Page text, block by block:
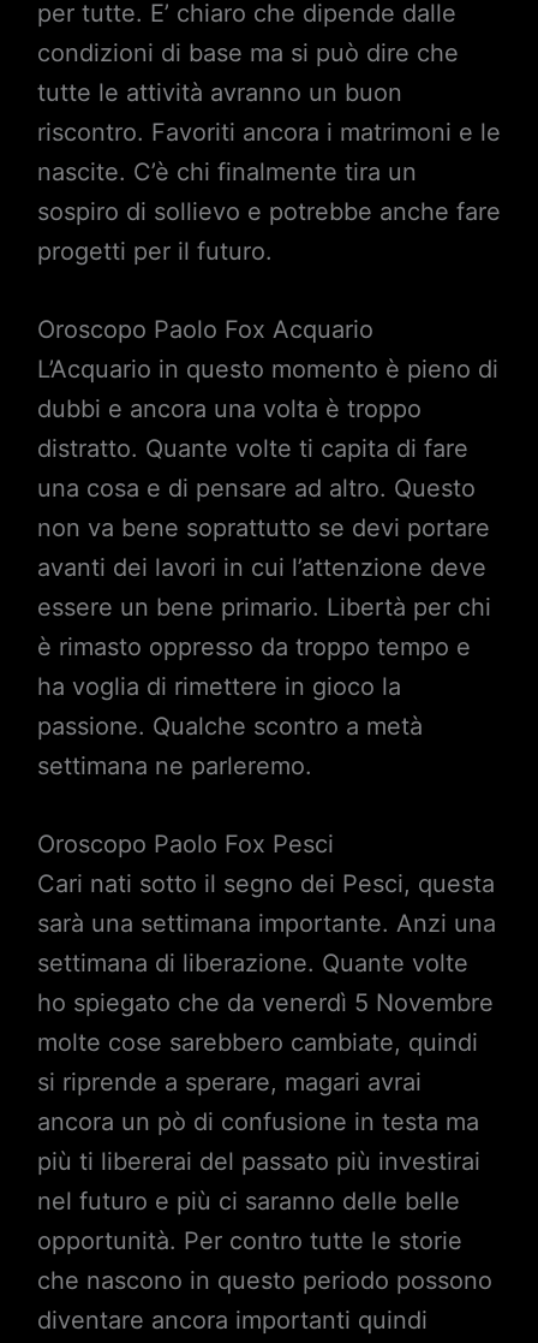
per tutte. E’ chiaro che dipende dalle
condizioni di base ma si può dire che
tutte le attività avranno un buon
riscontro. Favoriti ancora i matrimoni e le
nascite. C’è chi finalmente tira un
sospiro di sollievo e potrebbe anche fare
progetti per il futuro.
Oroscopo Paolo Fox Acquario
L’Acquario in questo momento è pieno di
dubbi e ancora una volta è troppo
distratto. Quante volte ti capita di fare
una cosa e di pensare ad altro. Questo
non va bene soprattutto se devi portare
avanti dei lavori in cui l’attenzione deve
essere un bene primario. Libertà per chi
è rimasto oppresso da troppo tempo e
ha voglia di rimettere in gioco la
passione. Qualche scontro a metà
settimana ne parleremo.
Oroscopo Paolo Fox Pesci
Cari nati sotto il segno dei Pesci, questa
sarà una settimana importante. Anzi una
settimana di liberazione. Quante volte
ho spiegato che da venerdì 5 Novembre
molte cose sarebbero cambiate, quindi
si riprende a sperare, magari avrai
ancora un pò di confusione in testa ma
più ti libererai del passato più investirai
nel futuro e più ci saranno delle belle
opportunità. Per contro tutte le storie
che nascono in questo periodo possono
diventare ancora importanti quindi